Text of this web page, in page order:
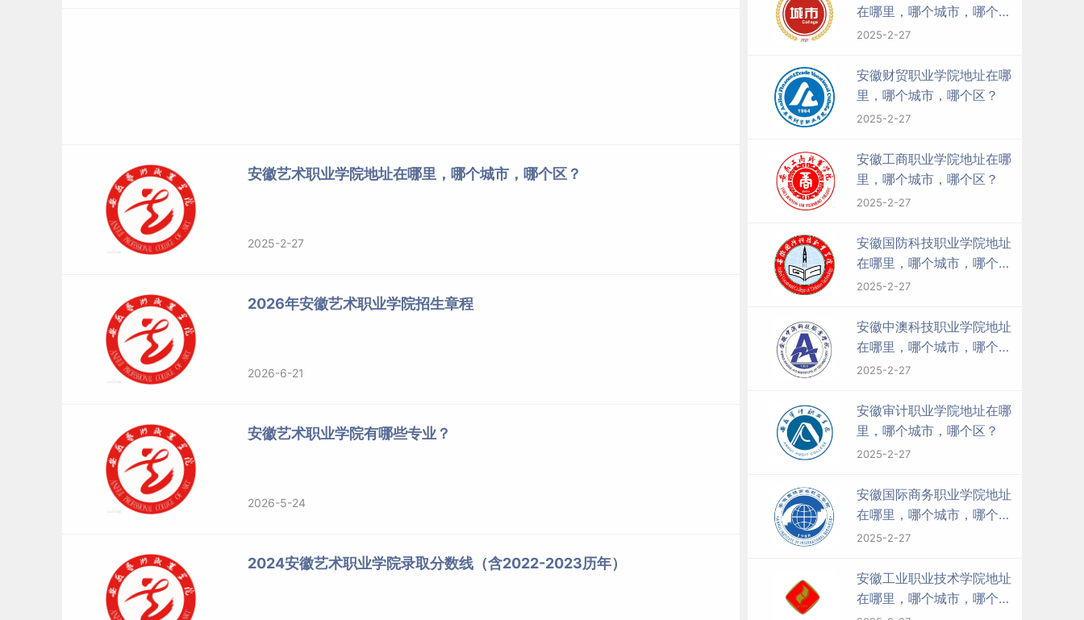
安徽艺术职业学院地址在哪里，哪个城市，哪个区？
2025-2-27
2026年安徽艺术职业学院招生章程
2026-6-21
安徽艺术职业学院有哪些专业？
2026-5-24
2024安徽艺术职业学院录取分数线（含2022-2023历年）
在哪里，哪个城市，哪个
区？
2025-2-27
安徽财贸职业学院地址在哪
里，哪个城市，哪个区？
2025-2-27
安徽工商职业学院地址在哪
里，哪个城市，哪个区？
2025-2-27
安徽国防科技职业学院地址
在哪里，哪个城市，哪个
区？
2025-2-27
安徽中澳科技职业学院地址
在哪里，哪个城市，哪个
区？
2025-2-27
安徽审计职业学院地址在哪
里，哪个城市，哪个区？
2025-2-27
安徽国际商务职业学院地址
在哪里，哪个城市，哪个
区？
2025-2-27
安徽工业职业技术学院地址
在哪里，哪个城市，哪个